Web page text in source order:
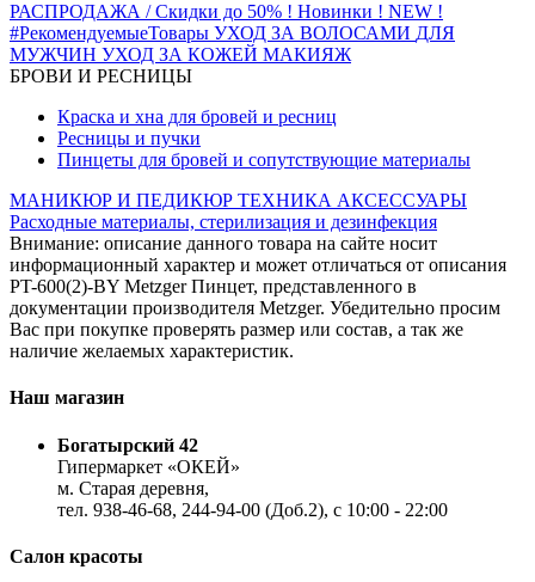
РАСПРОДАЖА / Скидки до 50% ! Новинки ! NEW !
#РекомендуемыеТовары УХОД ЗА ВОЛОСАМИ ДЛЯ
МУЖЧИН УХОД ЗА КОЖЕЙ МАКИЯЖ
БРОВИ И РЕСНИЦЫ
Краска и хна для бровей и ресниц
Ресницы и пучки
Пинцеты для бровей и сопутствующие материалы
МАНИКЮР И ПЕДИКЮР ТЕХНИКА АКСЕССУАРЫ
Расходные материалы, стерилизация и дезинфекция
Внимание: описание данного товара на сайте носит
информационный характер и может отличаться от описания
PT-600(2)-BY Metzger Пинцет, представленного в
документации производителя Metzger. Убедительно просим
Вас при покупке проверять размер или состав, а так же
наличие желаемых характеристик.
Наш магазин
Богатырский 42
Гипермаркет «ОКЕЙ»
м. Старая деревня,
тел. 938-46-68, 244-94-00 (Доб.2), c 10:00 - 22:00
Салон красоты